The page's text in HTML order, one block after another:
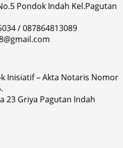
Pondok Indah Kel.Pagutan
/ 087864813089
Inisiatif – Akta Notaris Nomor
23 Griya Pagutan Indah